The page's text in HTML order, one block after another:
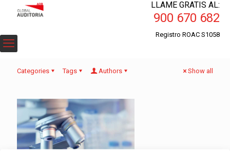
LLAME GRATIS AL:
900 670 682
Registro ROAC S1058
Categories Tags Authors Show all